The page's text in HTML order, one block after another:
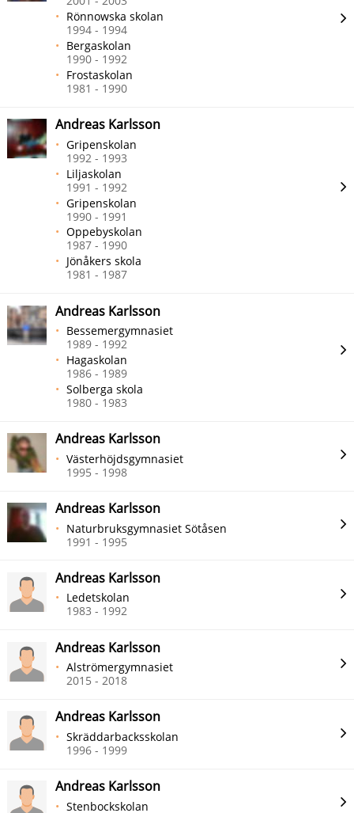
Rönnowska skolan
1994 - 1994
Bergaskolan
1990 - 1992
Frostaskolan
1981 - 1990
Andreas Karlsson
Gripenskolan
1992 - 1993
Liljaskolan
1991 - 1992
Gripenskolan
1990 - 1991
Oppebyskolan
1987 - 1990
Jönåkers skola
1981 - 1987
Andreas Karlsson
Bessemergymnasiet
1989 - 1992
Hagaskolan
1986 - 1989
Solberga skola
1980 - 1983
Andreas Karlsson
Västerhöjdsgymnasiet
1995 - 1998
Andreas Karlsson
Naturbruksgymnasiet Sötåsen
1991 - 1995
Andreas Karlsson
Ledetskolan
1983 - 1992
Andreas Karlsson
Alströmergymnasiet
2015 - 2018
Andreas Karlsson
Skräddarbacksskolan
1996 - 1999
Andreas Karlsson
Stenbockskolan